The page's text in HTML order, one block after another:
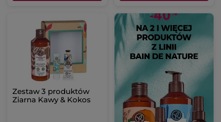
Zestaw 3 produktów
Ziarna Kawy & Kokos